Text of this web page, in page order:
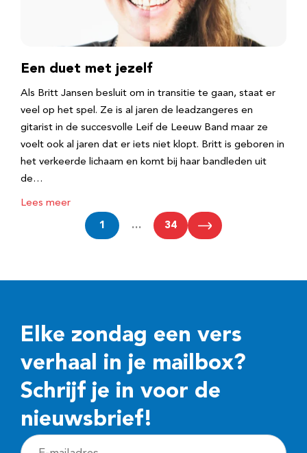
Een duet met jezelf
Als Britt Jansen besluit om in transitie te gaan, staat er
veel op het spel. Ze is al jaren de leadzangeres en
gitarist in de succesvolle Leif de Leeuw Band maar ze
voelt ook al jaren dat er iets niet klopt. Britt is geboren in
het verkeerde lichaam en komt bij haar bandleden uit
de…
Lees meer
1 … 34
Elke zondag een vers
verhaal in je mailbox?
Schrijf je in voor de
nieuwsbrief!
E